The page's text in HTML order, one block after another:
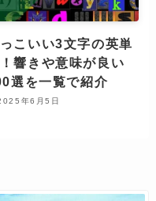
こいい3文字の英単
響きや意味が良い
選を一覧で紹介
年6月5日